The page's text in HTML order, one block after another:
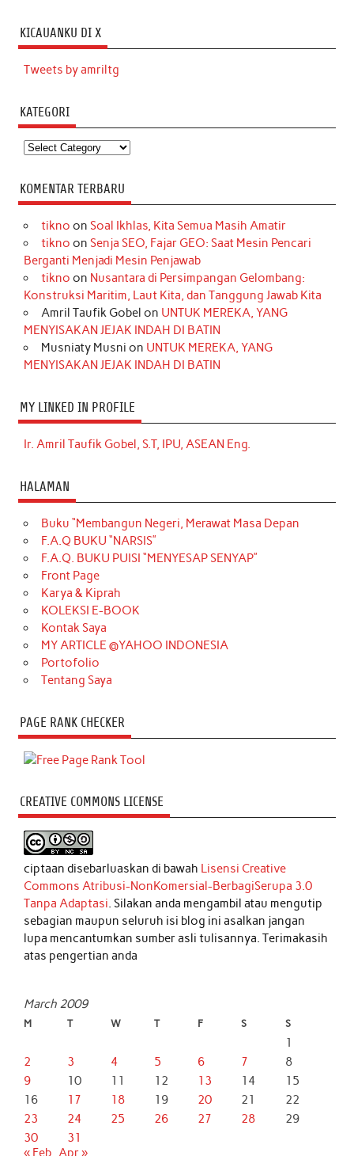
KICAUANKU DI X
Tweets by amriltg
KATEGORI
Kategori
KOMENTAR TERBARU
tikno on Soal Ikhlas, Kita Semua Masih Amatir
tikno on Senja SEO, Fajar GEO: Saat Mesin Pencari
Berganti Menjadi Mesin Penjawab
tikno on Nusantara di Persimpangan Gelombang:
Konstruksi Maritim, Laut Kita, dan Tanggung Jawab Kita
Amril Taufik Gobel on UNTUK MEREKA, YANG
MENYISAKAN JEJAK INDAH DI BATIN
Musniaty Musni on UNTUK MEREKA, YANG
MENYISAKAN JEJAK INDAH DI BATIN
MY LINKED IN PROFILE
Ir. Amril Taufik Gobel, S.T, IPU, ASEAN Eng.
HALAMAN
Buku “Membangun Negeri, Merawat Masa Depan
F.A.Q BUKU “NARSIS”
F.A.Q. BUKU PUISI “MENYESAP SENYAP”
Front Page
Karya & Kiprah
KOLEKSI E-BOOK
Kontak Saya
MY ARTICLE @YAHOO INDONESIA
Portofolio
Tentang Saya
PAGE RANK CHECKER
CREATIVE COMMONS LICENSE
ciptaan disebarluaskan di bawah Lisensi Creative
Commons Atribusi-NonKomersial-BerbagiSerupa 3.0
Tanpa Adaptasi . Silakan anda mengambil atau mengutip
sebagian maupun seluruh isi blog ini asalkan jangan
lupa mencantumkan sumber asli tulisannya. Terimakasih
atas pengertian anda
March 2009
M T W T F S S
1
2
3 4 5 6 7
8
9
10 11 12 13 14
15
16
17 18 19 20 21
22
23
24 25 26 27 28
29
30
31
« Feb Apr »